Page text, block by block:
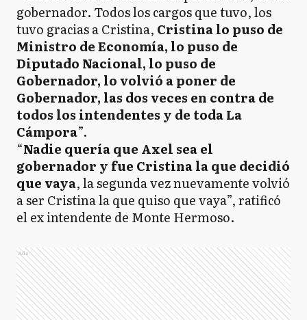
gobernador. Todos los cargos que tuvo, los
tuvo gracias a Cristina, Cristina lo puso de
Ministro de Economía, lo puso de
Diputado Nacional, lo puso de
Gobernador, lo volvió a poner de
Gobernador, las dos veces en contra de
todos los intendentes y de toda La
Cámpora”.
“Nadie quería que Axel sea el
gobernador y fue Cristina la que decidió
que vaya, la segunda vez nuevamente volvió
a ser Cristina la que quiso que vaya”, ratificó
el ex intendente de Monte Hermoso.
Ads